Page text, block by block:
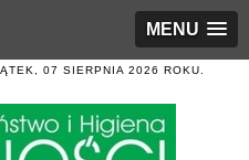
MENU
07 SIERPNIA 2026 ROKU.